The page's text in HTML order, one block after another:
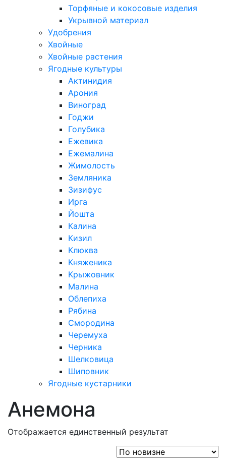
Торфяные и кокосовые изделия
Укрывной материал
Удобрения
Хвойные
Хвойные растения
Ягодные культуры
Актинидия
Арония
Виноград
Годжи
Голубика
Ежевика
Ежемалина
Жимолость
Земляника
Зизифус
Ирга
Йошта
Калина
Кизил
Клюква
Княженика
Крыжовник
Малина
Облепиха
Рябина
Смородина
Черемуха
Черника
Шелковица
Шиповник
Ягодные кустарники
Анемона
Отображается единственный результат